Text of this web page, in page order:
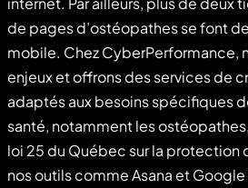
de pages d’ostéopathes se font
mobile. Chez CyberPerformance,
enjeux et offrons des services de
adaptés aux besoins spécifiques
santé, notamment les
loi 25 du Québec sur la protection
nos outils comme Asana et